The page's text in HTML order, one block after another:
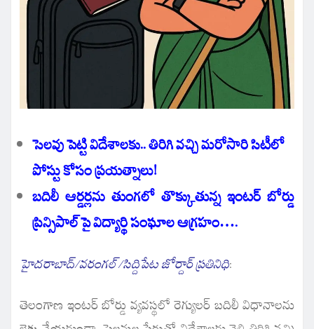
సెలవు పెట్టి విదేశాలకు.. తిరిగి వచ్చి మరోసారి సిటీలో
పోస్టు కోసం ప్రయత్నాలు!
బదిలీ ఆర్డర్లను తుంగలో తొక్కుతున్న ఇంటర్ బోర్డు
ప్రిన్సిపాల్‌పై విద్యార్థి సంఘాల ఆగ్రహం….
హైదరాబాద్/వరంగల్/సిద్దిపేట జోర్దార్ ప్రతినిధి:
తెలంగాణ ఇంటర్ బోర్డు వ్యవస్థలో రెగ్యులర్ బదిలీ విధానాలను